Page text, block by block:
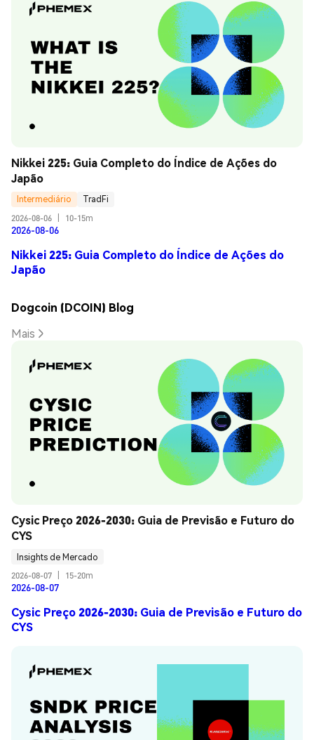
Nikkei 225: Guia Completo do Índice de Ações do
Japão
Intermediário
TradFi
2026-08-06
10-15m
2026-08-06
Nikkei 225: Guia Completo do Índice de Ações do
Japão
Dogcoin (DCOIN) Blog
Mais
Cysic Preço 2026-2030: Guia de Previsão e Futuro do
CYS
Insights de Mercado
2026-08-07
15-20m
2026-08-07
Cysic Preço 2026-2030: Guia de Previsão e Futuro do
CYS